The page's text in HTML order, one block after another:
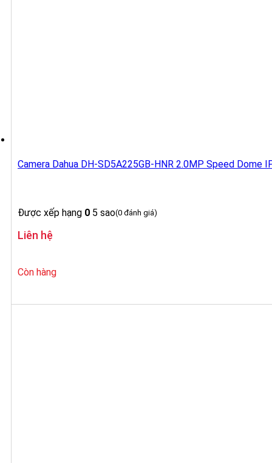
Camera Dahua DH-SD5A225GB-HNR 2.0MP Speed Dome
Được xếp hạng 0 5 sao(0 đánh giá)
Liên hệ
Còn hàng